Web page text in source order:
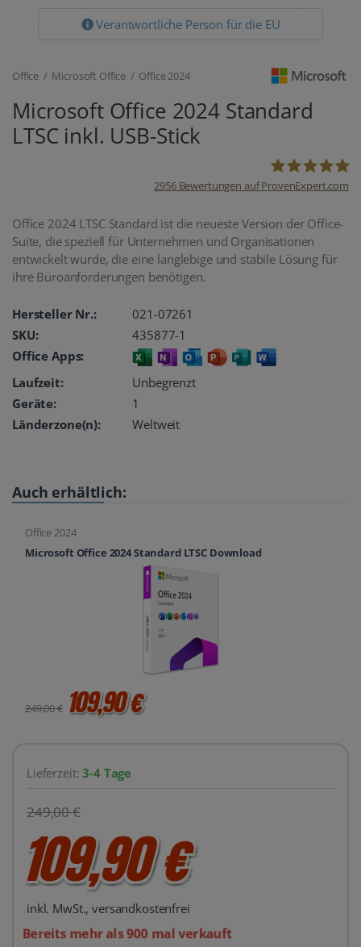
Verantwortliche Person für die EU
Office / Microsoft Office / Office 2024
Microsoft Office 2024 Standard
LTSC inkl. USB-Stick
oemhandel24
2956Bewertungen auf ProvenExpert.com
Office 2024 LTSC Standard ist die neueste Version der Office-
Suite, die speziell für Unternehmen und Organisationen
entwickelt wurde, die eine langlebige und stabile Lösung für
ihre Büroanforderungen benötigen.
Hersteller Nr.:
021-07261
SKU:
435877-1
Office Apps:
Laufzeit:
Unbegrenzt
Geräte:
1
Länderzone(n):
Weltweit
Auch erhältlich:
Office 2024
Microsoft Office 2024 Standard LTSC Download
249,00 € 109,90 €
Lieferzeit:3-4 Tage
249,00 €
109,90 €
inkl. MwSt., versandkostenfrei
Bereits mehr als 900 mal verkauft